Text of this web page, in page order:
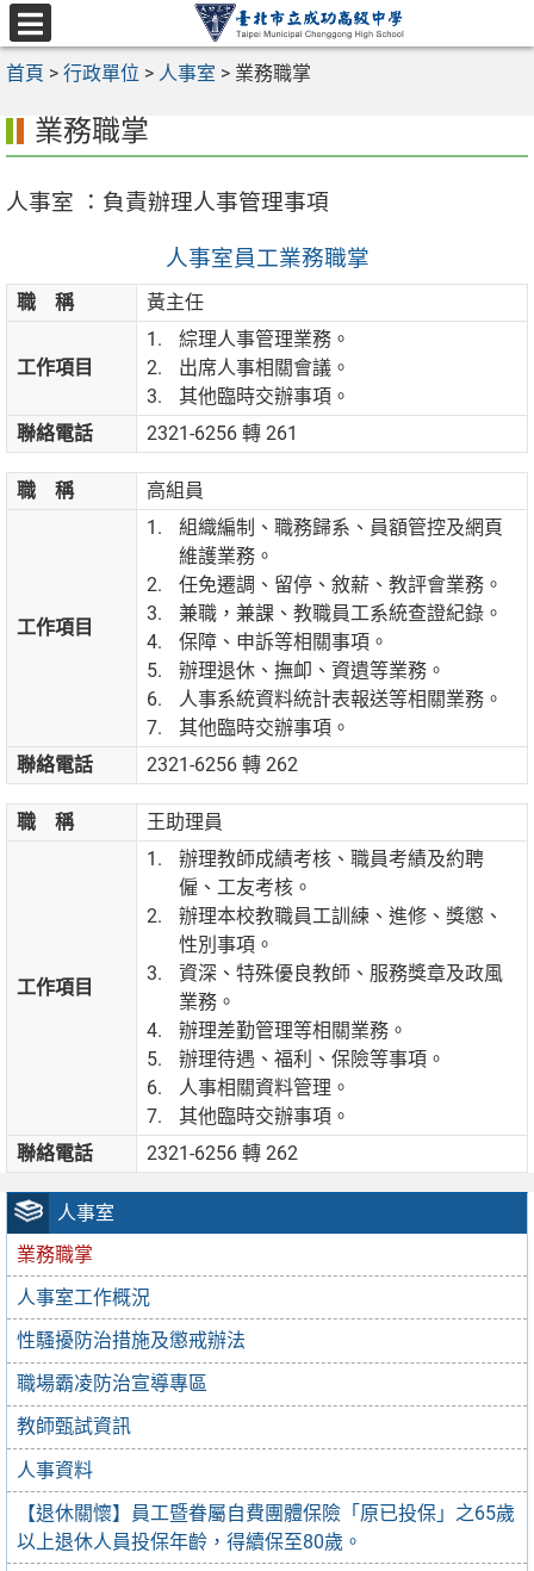
跳
至
主
容
選
單
首頁 > 行政單位 > 人事室 > 業務職掌
人事室
業務職掌
人事室工作概況
性騷擾防治措施及懲戒辦法
職場霸凌防治宣導專區
教師甄試資訊
人事資料
【退休關懷】員工暨眷屬自費團體保險「原已投保」之65歲
以上退休人員投保年齡，得續保至80歲。
業務職掌
人事室 ：負責辦理人事管理事項
人事室員工業務職掌
職 稱 黃主任
工作項目
綜理人事管理業務。
出席人事相關會議。
其他臨時交辦事項。
聯絡電話
2321-6256 轉 261
職 稱 高組員
工作項目
組織編制、職務歸系、員額管控及網頁
維護業務。
任免遷調、留停、敘薪、教評會業務。
兼職，兼課、教職員工系統查證紀錄。
保障、申訴等相關事項。
辦理退休、撫卹、資遺等業務。
人事系統資料統計表報送等相關業務。
其他臨時交辦事項。
聯絡電話
2321-6256 轉 262
職 稱 王助理員
工作項目
辦理教師成績考核、職員考績及約聘
僱、工友考核。
辦理本校教職員工訓練、進修、獎懲、
性別事項。
資深、特殊優良教師、服務獎章及政風
業務。
辦理差勤管理等相關業務。
辦理待遇、福利、保險等事項。
人事相關資料管理。
其他臨時交辦事項。
聯絡電話
2321-6256 轉 262